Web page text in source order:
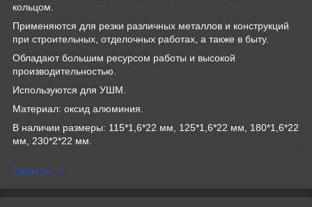
кольцом.
Применяются для резки различных металлов и конструкций
при строительных, отделочных работах, а также в быту.
Обладают большим ресурсом работы и высокой
производительностью.
Используются для УШМ.
Материал: оксид алюминия.
В наличии размеры: 115*1,6*22 мм, 125*1,6*22 мм, 180*1,6*22
мм, 230*2*22 мм.
Скрыть